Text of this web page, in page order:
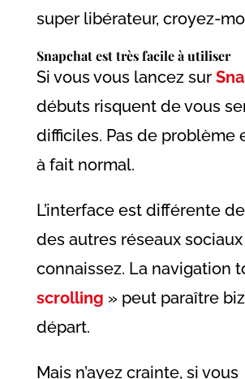
super libérateur, croyez-
Snapchat est très facile à utiliser
Si vous vous lancez sur
débuts risquent de vous
difficiles. Pas de problème
à fait normal.
L’interface est différente
des autres réseaux
connaissez. La navigation
scrolling » peut paraître
départ.
Mais n’ayez crainte, si vous